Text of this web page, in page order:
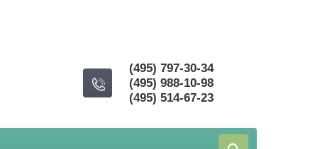
(495) 797-30-34
(495) 988-10-98
(495) 514-67-23